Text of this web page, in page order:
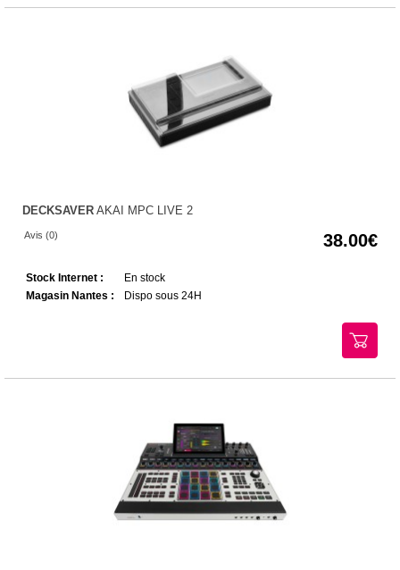
DECKSAVER AKAI MPC LIVE 2
Avis (0) 38.00
Stock Internet :
En stock
Magasin Nantes :
Dispo sous 24H